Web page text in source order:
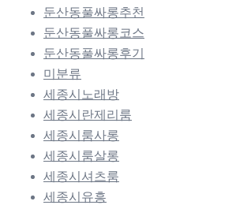
둔산동풀싸롱추천
둔산동풀싸롱코스
둔산동풀싸롱후기
미분류
세종시노래방
세종시란제리룸
세종시룸사롱
세종시룸살롱
세종시셔츠룸
세종시유흥